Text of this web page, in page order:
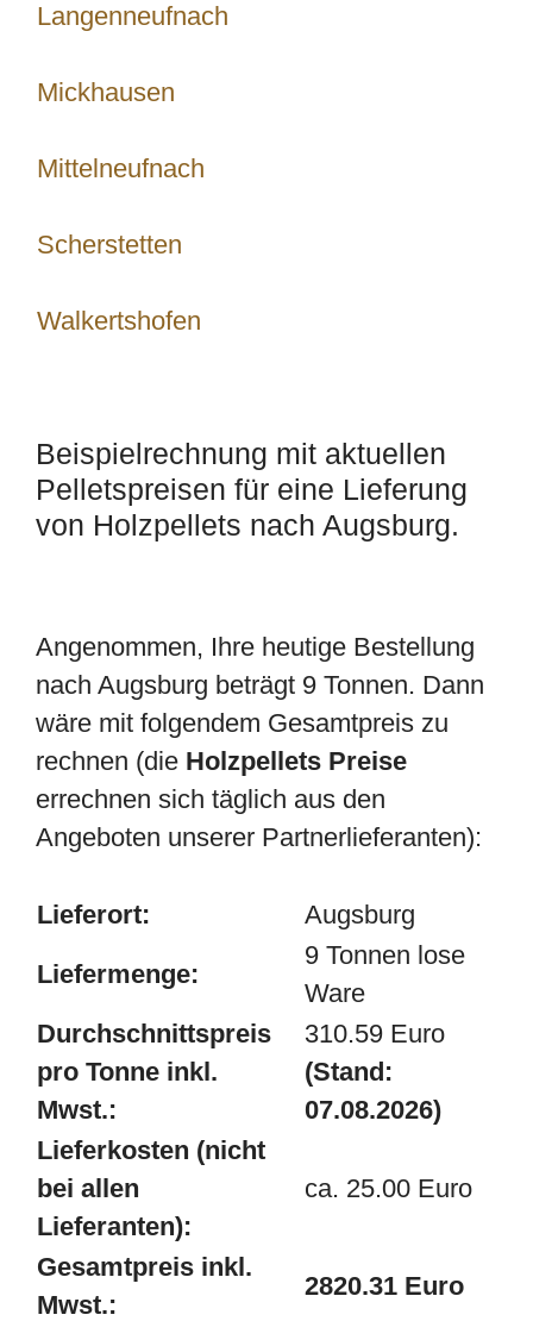
Langenneufnach
Mickhausen
Mittelneufnach
Scherstetten
Walkertshofen
Beispielrechnung mit aktuellen
Pelletspreisen für eine Lieferung
von Holzpellets nach Augsburg.
Angenommen, Ihre heutige Bestellung
nach Augsburg beträgt 9 Tonnen. Dann
wäre mit folgendem Gesamtpreis zu
rechnen (die Holzpellets Preise
errechnen sich täglich aus den
Angeboten unserer Partnerlieferanten):
Lieferort:
Augsburg
Liefermenge:
9 Tonnen lose
Ware
Durchschnittspreis
pro Tonne inkl.
Mwst.:
310.59 Euro
(Stand:
07.08.2026)
Lieferkosten (nicht
bei allen
Lieferanten):
ca. 25.00 Euro
Gesamtpreis inkl.
Mwst.:
2820.31 Euro